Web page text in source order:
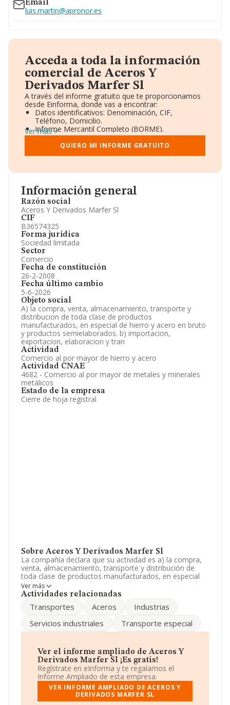
Información general
Razón social
Aceros Y Derivados Marfer Sl
CIF
B36574325
Forma jurídica
Sociedad limitada
Sector
Comercio
Fecha de constitución
26-2-2008
Fecha último cambio
5-6-2026
Objeto social
A) la compra, venta, almacenamiento, transporte y
distribucion de toda clase de productos
manufacturados, en especial de hierro y acero en bruto
y productos semielaborados. b) importacion,
exportacion, elaboracion y tran
Actividad
Comercio al por mayor de hierro y acero
Actividad CNAE
4682 - Comercio al por mayor de metales y minerales
metálicos
Estado de la empresa
Cierre de hoja registral
Sobre Aceros Y Derivados Marfer Sl
La compañía declara que su actividad es a) la compra,
venta, almacenamiento, transporte y distribución de
toda clase de productos manufacturados, en especial
de hierro y acero en bruto y productos semielaborados.
b) importación, exportación, elaboración y tran. La
Sociedad Limitada. Su actividad CNAE es '%cnae%' con
mercados exteriores.
existentes en la base de datos de INFORMA, el número
de empleados ha estado por encima de la media de
sector.
Su correo esluis.martin@apronor.es.
La sociedadAceros y Derivados Marfer S.L, CIF
Ver más
Actividades relacionadas
Transportes Aceros
Industrias
Servicios industriales
Transporte especial
Ver el informe ampliado de Aceros Y
Derivados Marfer Sl ¡Es gratis!
Regístrate en eInforma y te regalamos el
Informe Ampliado de esta empresa.
VER INFORME AMPLIADO DE ACEROS Y
DERIVADOS MARFER SL
Email
luis.martin@apronor.es
Acceda a toda la información
comercial de Aceros Y
Derivados Marfer Sl
A través del informe gratuito que te proporcionamos
desde Einforma, donde vas a encontrar:
Datos identificativos: Denominación, CIF,
Teléfono, Domicilio.
Informe Mercantil Completo (BORME).
Gráficos de Evolución Ventas y Empleados.
Consejo de Administración y Administradores.
Directivos y Ejecutivos.
Información oficial y registral complementaria.
Ver más
QUIERO MI INFORME GRATUITO